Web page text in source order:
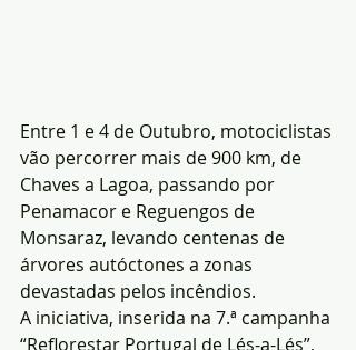
Entre 1 e 4 de Outubro, motociclistas
vão percorrer mais de 900 km, de
Chaves a Lagoa, passando por
Penamacor e Reguengos de
Monsaraz, levando centenas de
árvores autóctones a zonas
devastadas pelos incêndios.
A iniciativa, inserida na 7.ª campanha
“Reflorestar Portugal de Lés-a-Lés”,